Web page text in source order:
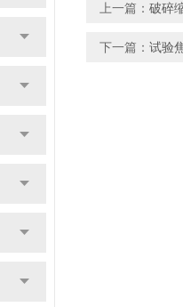
上一篇： 破碎
下一篇： 试验